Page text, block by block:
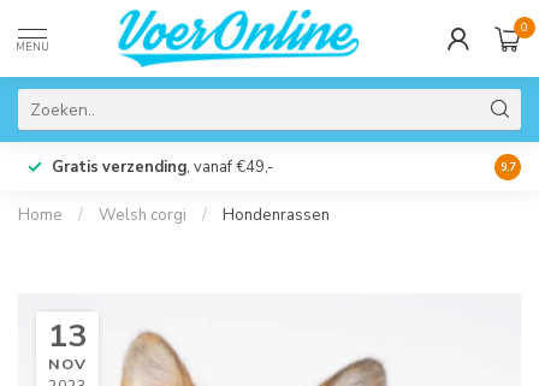
MENU
0
Gratis verzending, vanaf €49,- 9.7
Home / Welsh corgi / Hondenrassen
13
NOV